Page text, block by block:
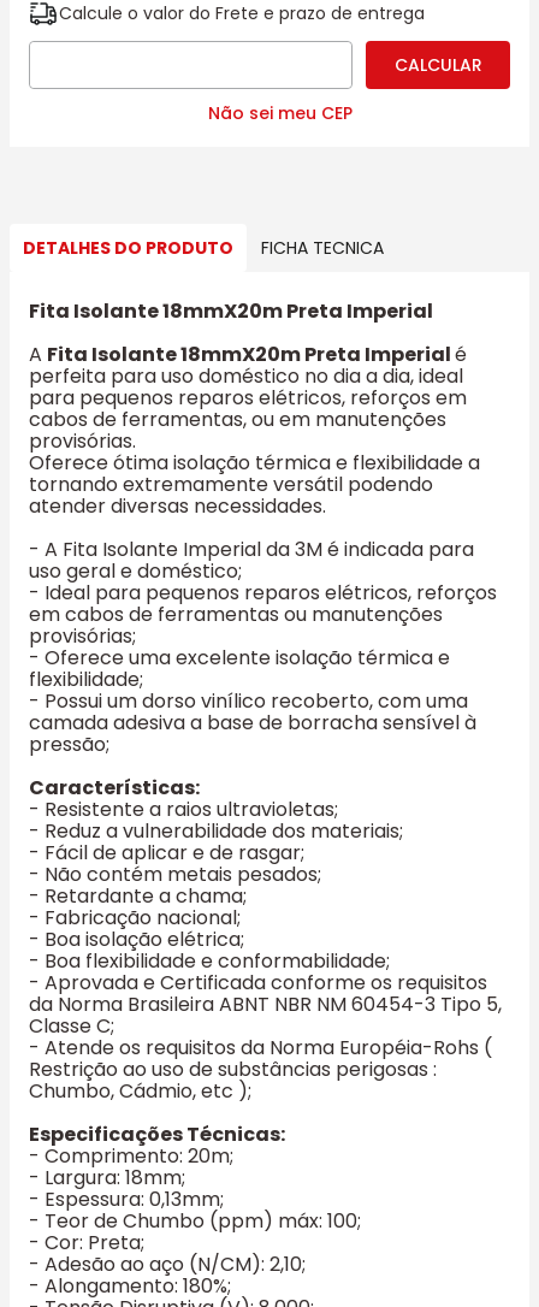
Calcule o valor do Frete e prazo de entrega
Não sei meu CEP
DETALHES DO PRODUTO FICHA TECNICA
Fita Isolante 18mmX20m Preta Imperial
A Fita Isolante 18mmX20m Preta Imperialé
perfeita para uso doméstico no dia a dia, ideal
para pequenos reparos elétricos, reforços em
cabos de ferramentas, ou em manutenções
provisórias.
Oferece ótima isolação térmica e flexibilidade a
tornando extremamente versátil podendo
atender diversas necessidades.
- A Fita Isolante Imperial da 3M é indicada para
uso geral e doméstico;
- Ideal para pequenos reparos elétricos, reforços
em cabos de ferramentas ou manutenções
provisórias;
- Oferece uma excelente isolação térmica e
flexibilidade;
- Possui um dorso vinílico recoberto, com uma
camada adesiva a base de borracha sensível à
pressão;
Características:
- Resistente a raios ultravioletas;
- Reduz a vulnerabilidade dos materiais;
- Fácil de aplicar e de rasgar;
- Não contém metais pesados;
- Retardante a chama;
- Fabricação nacional;
- Boa isolação elétrica;
- Boa flexibilidade e conformabilidade;
- Aprovada e Certificada conforme os requisitos
da Norma Brasileira ABNT NBR NM 60454-3 Tipo 5,
Classe C;
- Atende os requisitos da Norma Européia-Rohs (
Restrição ao uso de substâncias perigosas :
Chumbo, Cádmio, etc );
Especificações Técnicas:
- Comprimento: 20m;
- Largura: 18mm;
- Espessura: 0,13mm;
- Teor de Chumbo (ppm) máx: 100;
- Cor: Preta;
- Adesão ao aço (N/CM): 2,10;
- Alongamento: 180%;